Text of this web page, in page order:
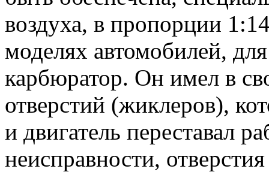
воздуха, в пропорции
моделях автомобилей,
карбюратор. Он имел в
отверстий (жиклеров),
и двигатель переставал
неисправности,